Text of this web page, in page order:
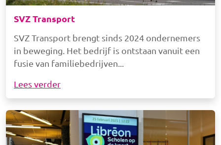
SVZ Transport
SVZ Transport brengt sinds 2024 ondernemers
in beweging. Het bedrijf is ontstaan vanuit een
fusie van familiebedrijven
Lees verder
Afbeelding